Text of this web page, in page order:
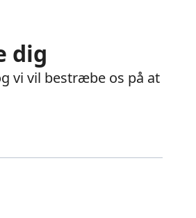
dig
vi vil bestræbe os på at